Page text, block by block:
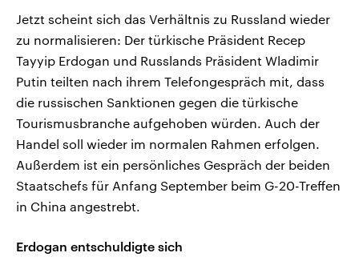
Jetzt scheint sich das Verhältnis zu Russland wieder
zu normalisieren: Der türkische Präsident Recep
Tayyip Erdogan und Russlands Präsident Wladimir
Putin teilten nach ihrem Telefongespräch mit, dass
die russischen Sanktionen gegen die türkische
Tourismusbranche aufgehoben würden. Auch der
Handel soll wieder im normalen Rahmen erfolgen.
Außerdem ist ein persönliches Gespräch der beiden
Staatschefs für Anfang September beim G-20-Treffen
in China angestrebt.
Erdogan entschuldigte sich